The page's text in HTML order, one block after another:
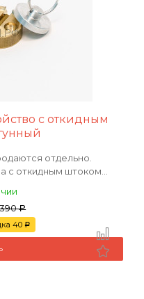
с откидным
отдельно.
с откидным штоком...
Р
40 Р